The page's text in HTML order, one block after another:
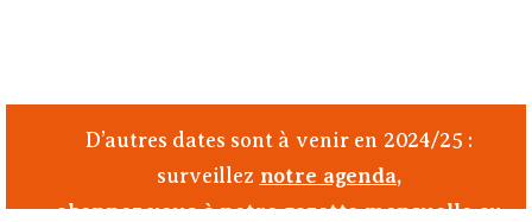
D’autres dates sont à venir en 2024/25 :
surveillez notre agenda,
abonnez vous à notre gazette mensuelleou